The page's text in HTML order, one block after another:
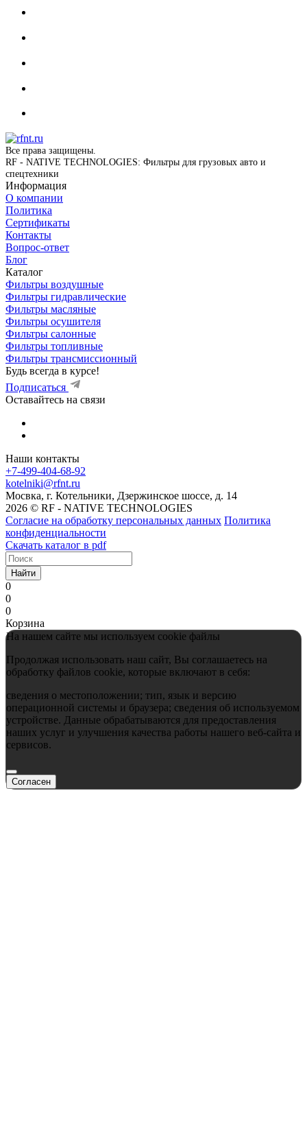
Все права защищены.
RF - NATIVE TECHNOLOGIES: Фильтры для грузовых авто и
спецтехники
Информация
О компании
Политика
Сертификаты
Контакты
Вопрос-ответ
Блог
Каталог
Фильтры воздушные
Фильтры гидравлические
Фильтры масляные
Фильтры осушителя
Фильтры салонные
Фильтры топливные
Фильтры трансмиссионный
Будь всегда в курсе!
Подписаться
Оставайтесь на связи
Наши контакты
+7-499-404-68-92
kotelniki@rfnt.ru
Мосвка, г. Котельники, Дзержинское шоссе, д. 14
2026 © RF - NATIVE TECHNOLOGIES
Согласие на обработку персональных данных Политика
конфиденциальности
Скачать каталог в pdf
Найти
0
0
0
Корзина
На нашем сайте мы используем cookie файлы
Продолжая использовать наш сайт, Вы соглашаетесь на
обработку файлов cookie, которые включают в себя:
сведения о местоположении; тип, язык и версию
операционной системы и браузера; сведения об используемом
устройстве. Данные обрабатываются для предоставления
наших услуг и улучшения качества работы нашего веб-сайта и
сервисов.
Согласен